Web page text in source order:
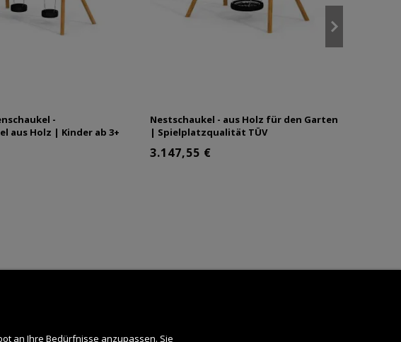
-
aus Holz | Kinder ab 3+
Nestschaukel - aus Holz für den Garten
| Spielplatzqualität TÜV
3.147,55 €
an Ihre Bedürfnisse anzupassen. Sie